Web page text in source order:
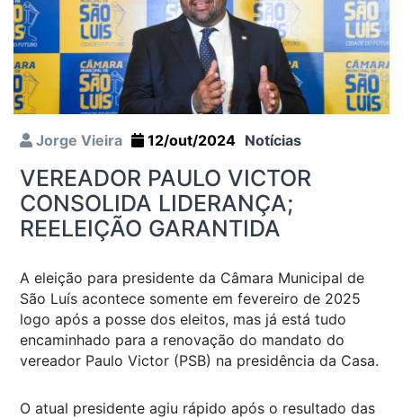
Jorge Vieira 12/out/2024 Notícias
VEREADOR PAULO VICTOR
CONSOLIDA LIDERANÇA;
REELEIÇÃO GARANTIDA
A eleição para presidente da Câmara Municipal de
São Luís acontece somente em fevereiro de 2025
logo após a posse dos eleitos, mas já está tudo
encaminhado para a renovação do mandato do
vereador Paulo Victor (PSB) na presidência da Casa.
O atual presidente agiu rápido após o resultado das